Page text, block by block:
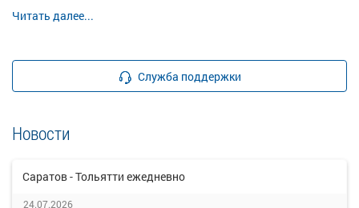
Читать далее...
Служба поддержки
Новости
Саратов - Тольятти ежедневно
24.07.2026